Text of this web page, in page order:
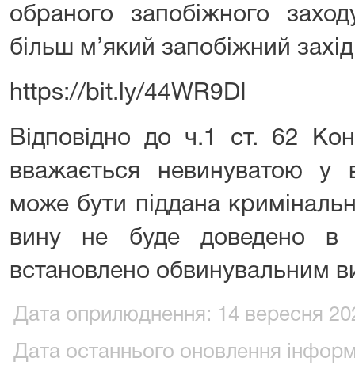
обраного запобіжного
більш м’який запобіжний
https://bit.ly/44WR9DI
Відповідно до ч.1 ст. 62
вважається невинуватою у
може бути піддана
вину не буде доведено в
встановлено обвинувальним
Дата оприлюднення: 14 вересня
Дата останнього оновлення